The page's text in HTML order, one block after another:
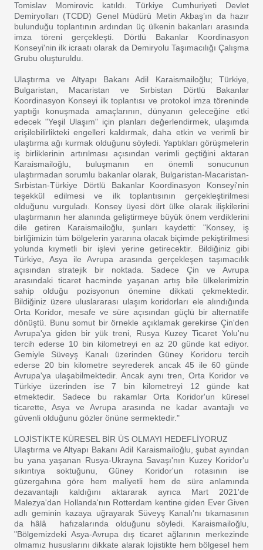
Tomislav Momirovic katıldı. Türkiye Cumhuriyeti Devlet
Demiryolları (TCDD) Genel Müdürü Metin Akbaş’ın da hazır
bulunduğu toplantının ardından üç ülkenin bakanları arasında
imza töreni gerçekleşti. Dörtlü Bakanlar Koordinasyon
Konseyi'nin ilk icraatı olarak da Demiryolu Taşımacılığı Çalışma
Grubu oluşturuldu.
Ulaştırma ve Altyapı Bakanı Adil Karaismailoğlu; Türkiye,
Bulgaristan, Macaristan ve Sırbistan Dörtlü Bakanlar
Koordinasyon Konseyi ilk toplantısı ve protokol imza töreninde
yaptığı konuşmada amaçlarının, dünyanın geleceğine etki
edecek "Yeşil Ulaşım" için planları değerlendirmek, ulaşımda
erişilebilirlikteki engelleri kaldırmak, daha etkin ve verimli bir
ulaştırma ağı kurmak olduğunu söyledi. Yaptıkları görüşmelerin
iş birliklerinin artırılması açısından verimli geçtiğini aktaran
Karaismailoğlu, buluşmanın en önemli sonucunun
ulaştırmadan sorumlu bakanlar olarak, Bulgaristan-Macaristan-
Sırbistan-Türkiye Dörtlü Bakanlar Koordinasyon Konseyi'nin
teşekkül edilmesi ve ilk toplantısının gerçekleştirilmesi
olduğunu vurguladı. Konsey üyesi dört ülke olarak ilişkilerini
ulaştırmanın her alanında geliştirmeye büyük önem verdiklerini
dile getiren Karaismailoğlu, şunları kaydetti: "Konsey, iş
birliğimizin tüm bölgelerin yararına olacak biçimde pekiştirilmesi
yolunda kıymetli bir işlevi yerine getirecektir. Bildiğiniz gibi
Türkiye, Asya ile Avrupa arasında gerçekleşen taşımacılık
açısından stratejik bir noktada. Sadece Çin ve Avrupa
arasındaki ticaret hacminde yaşanan artış bile ülkelerimizin
sahip olduğu pozisyonun önemine dikkati çekmektedir.
Bildiğiniz üzere uluslararası ulaşım koridorları ele alındığında
Orta Koridor, mesafe ve süre açısından güçlü bir alternatife
dönüştü. Bunu somut bir örnekle açıklamak gerekirse Çin'den
Avrupa'ya giden bir yük treni, Rusya Kuzey Ticaret Yolu'nu
tercih ederse 10 bin kilometreyi en az 20 günde kat ediyor.
Gemiyle Süveyş Kanalı üzerinden Güney Koridoru tercih
ederse 20 bin kilometre seyrederek ancak 45 ile 60 günde
Avrupa'ya ulaşabilmektedir. Ancak aynı tren, Orta Koridor ve
Türkiye üzerinden ise 7 bin kilometreyi 12 günde kat
etmektedir. Sadece bu rakamlar Orta Koridor'un küresel
ticarette, Asya ve Avrupa arasında ne kadar avantajlı ve
güvenli olduğunu gözler önüne sermektedir."
LOJİSTİKTE KÜRESEL BİR ÜS OLMAYI HEDEFLİYORUZ
Ulaştırma ve Altyapı Bakanı Adil Karaismailoğlu, şubat ayından
bu yana yaşanan Rusya-Ukrayna Savaşı'nın Kuzey Koridor'u
sıkıntıya soktuğunu, Güney Koridor'un rotasının ise
güzergahına göre hem maliyetli hem de süre anlamında
dezavantajlı kaldığını aktararak ayrıca Mart 2021'de
Malezya'dan Hollanda'nın Rotterdam kentine giden Ever Given
adlı geminin kazaya uğrayarak Süveyş Kanalı'nı tıkamasının
da hâlâ hafızalarında olduğunu söyledi. Karaismailoğlu,
"Bölgemizdeki Asya-Avrupa dış ticaret ağlarının merkezinde
olmamız hususlarını dikkate alarak lojistikte hem bölgesel hem